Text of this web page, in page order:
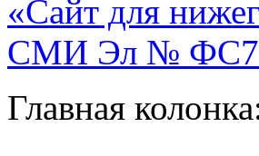
«Сайт для
СМИ Эл №
Главная